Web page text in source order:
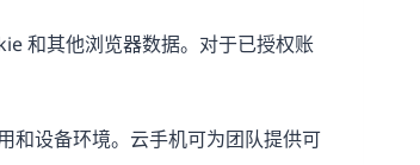
和其他浏览器数据。对于已授权账
和设备环境。云手机可为团队提供可